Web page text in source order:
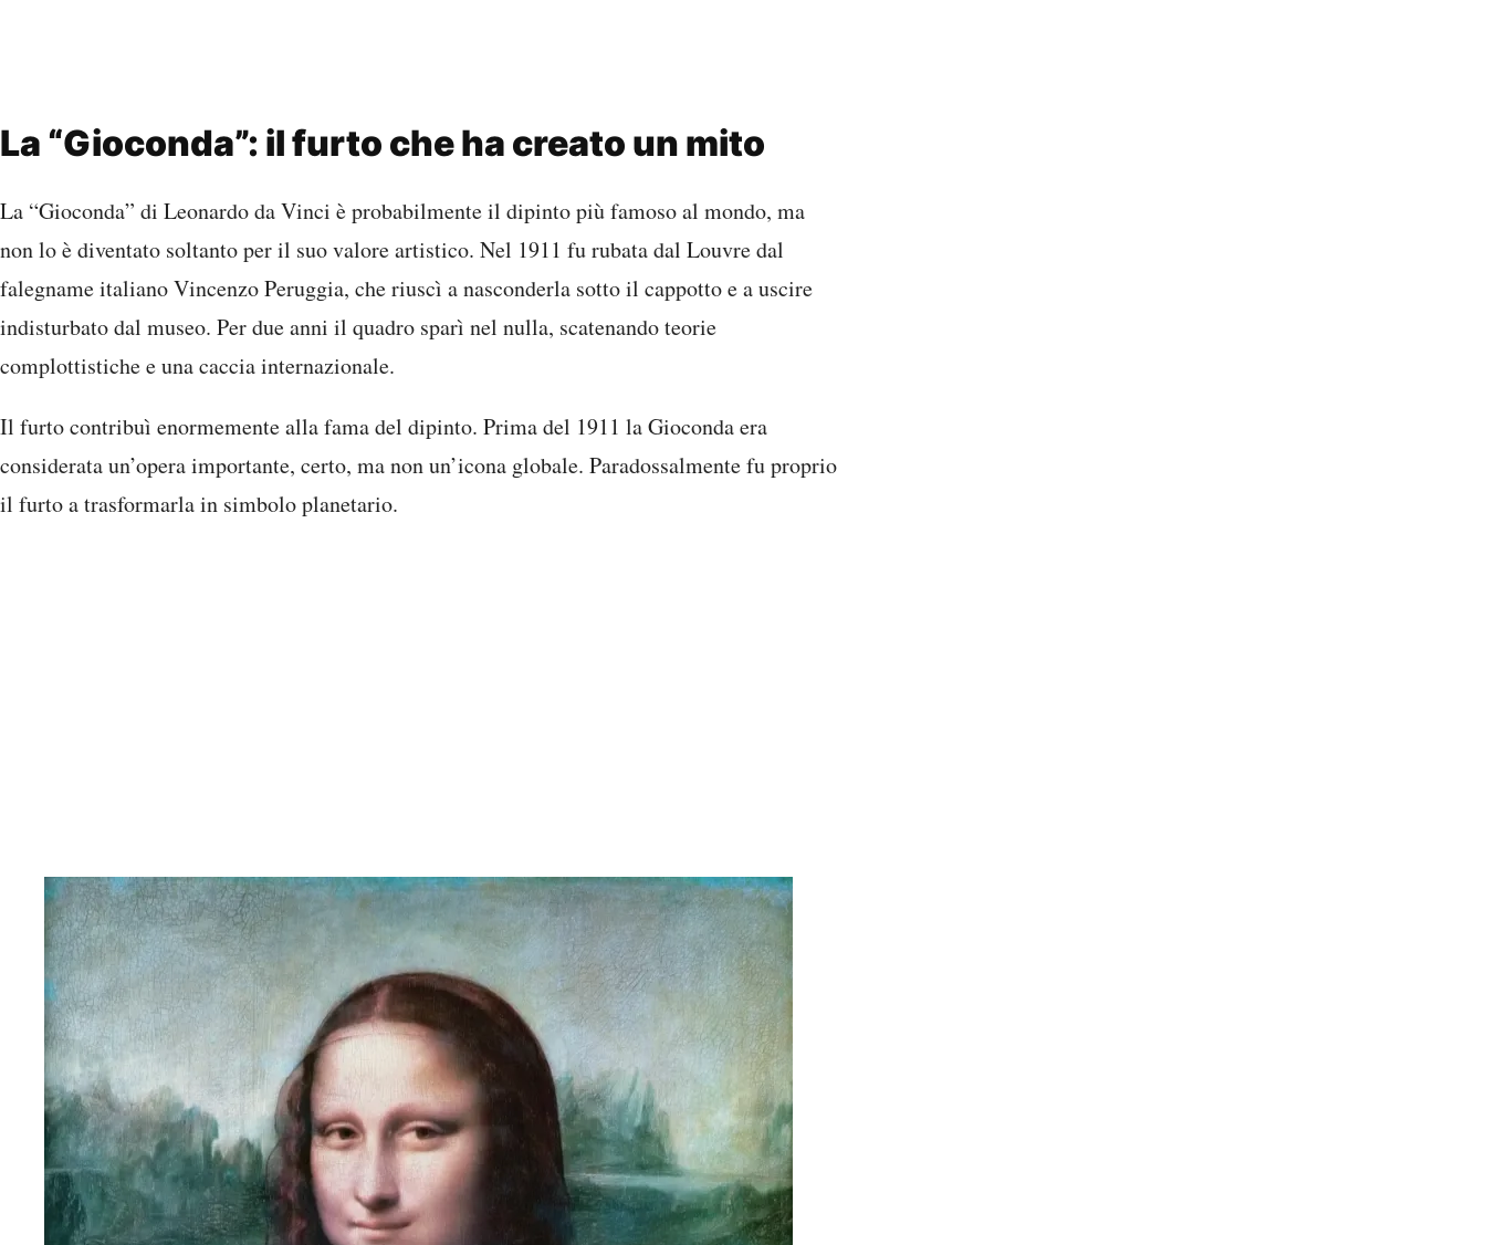
La “Gioconda”: il furto che ha creato un mito
La “Gioconda” di Leonardo da Vinci è probabilmente il dipinto più famoso al mondo, ma
non lo è diventato soltanto per il suo valore artistico. Nel 1911 fu rubata dal Louvre dal
falegname italiano Vincenzo Peruggia, che riuscì a nasconderla sotto il cappotto e a uscire
indisturbato dal museo. Per due anni il quadro sparì nel nulla, scatenando teorie
complottistiche e una caccia internazionale.
Il furto contribuì enormemente alla fama del dipinto. Prima del 1911 la Gioconda era
considerata un’opera importante, certo, ma non un’icona globale. Paradossalmente fu proprio
il furto a trasformarla in simbolo planetario.